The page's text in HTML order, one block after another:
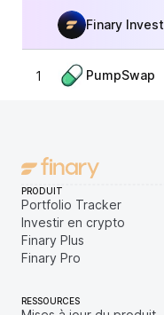
Finary Invest
1 PumpSwap
PRODUIT
Portfolio Tracker
Investir en crypto
Finary Plus
Finary Pro
RESSOURCES